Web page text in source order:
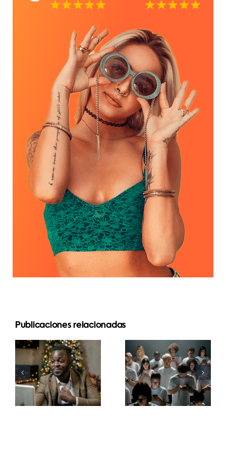
Publicaciones relacionadas
Cómo
ocultar
seguidores
en LinkedIn
para
preservar la
Consejos
para crear
anuncios
atractivos
en
Facebook